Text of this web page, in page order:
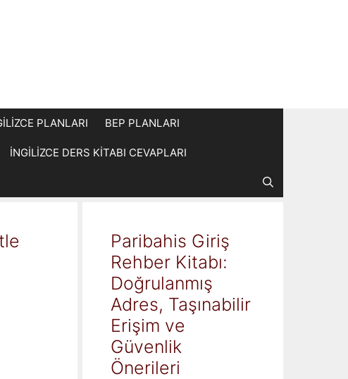
PLANLARI BEP PLANLARI
İNGİLİZCE DERS KİTABI CEVAPLARI
Paribahis Giriş
Rehber Kitabı:
Doğrulanmış
Adres, Taşınabilir
Erişim ve
Güvenlik
Önerileri